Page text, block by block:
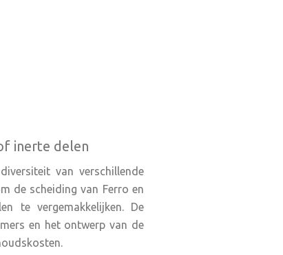
inerte delen
van verschillende
de scheiding van Ferro en
te vergemakkelijken. De
en het ontwerp van de